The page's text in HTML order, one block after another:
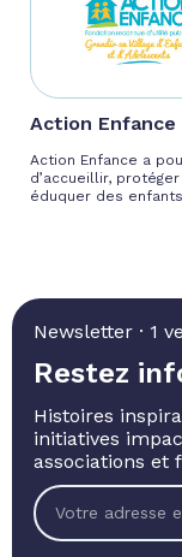
Action Enfance
Action Enfance a
d’accueillir,
éduquer des
Newsletter · 1
Restez
Histoires
initiatives
associations et